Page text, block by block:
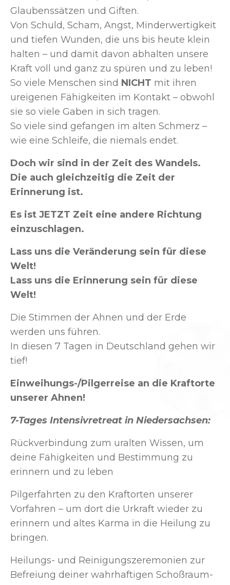
Glaubenssätzen und Giften.
Von Schuld, Scham, Angst, Minderwertigkeit
und tiefen Wunden, die uns bis heute klein
halten – und damit davon abhalten unsere
Kraft voll und ganz zu spüren und zu leben!
So viele Menschen sind NICHT mit ihren
ureigenen Fähigkeiten im Kontakt – obwohl
sie so viele Gaben in sich tragen.
So viele sind gefangen im alten Schmerz –
wie eine Schleife, die niemals endet.
Doch wir sind in der Zeit des Wandels.
Die auch gleichzeitig die Zeit der
Erinnerung ist.
Es ist JETZT Zeit eine andere Richtung
einzuschlagen.
Lass uns die Veränderung sein für diese
Welt!
Lass uns die Erinnerung sein für diese
Welt!
Die Stimmen der Ahnen und der Erde
werden uns führen.
In diesen 7 Tagen in Deutschland gehen wir
tief!
Einweihungs-/Pilgerreise an die Kraftorte
unserer Ahnen!
7-Tages Intensivretreat in Niedersachsen:
Rückverbindung zum uralten Wissen, um
deine Fähigkeiten und Bestimmung zu
erinnern und zu leben
Pilgerfahrten zu den Kraftorten unserer
Vorfahren – um dort die Urkraft wieder zu
erinnern und altes Karma in die Heilung zu
bringen.
Heilungs- und Reinigungszeremonien zur
Befreiung deiner wahrhaftigen Schoßraum-